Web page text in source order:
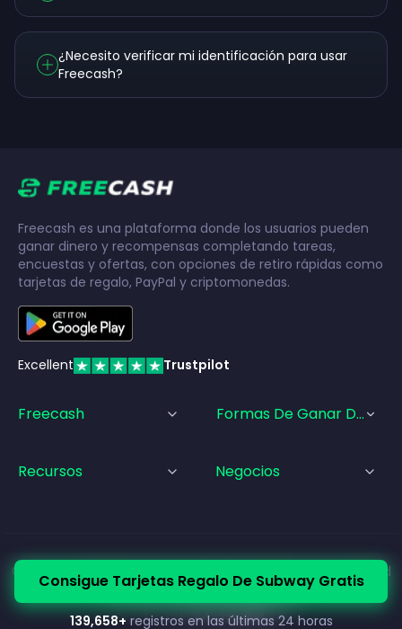
¿Necesito verificar mi identificación para usar
Freecash?
Consigue Tarjetas Regalo De Subway Gratis
139,658+ registros en las últimas 24 horas
Freecash es una plataforma donde los usuarios pueden
ganar dinero y recompensas completando tareas,
encuestas y ofertas, con opciones de retiro rápidas como
tarjetas de regalo, PayPal y criptomonedas.
Excellent Trustpilot
Freecash Formas De Ganar Dinero
Recursos Negocios
© Freecash 2026• Términos de Servicio
Política de Privacidad
• Política de Cookies• Aviso legal